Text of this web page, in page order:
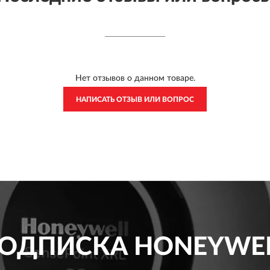
Нет отзывов о данном товаре.
НАПИСАТЬ ОТЗЫВ ИЛИ ВОПРОС